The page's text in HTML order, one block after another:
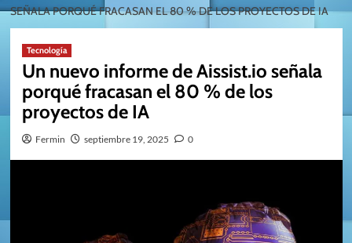
SEÑALA PORQUÉ FRACASAN EL 80 % DE LOS PROYECTOS DE IA
Tecnología
Un nuevo informe de Aissist.io señala
porqué fracasan el 80 % de los
proyectos de IA
Fermin septiembre 19, 2025 0